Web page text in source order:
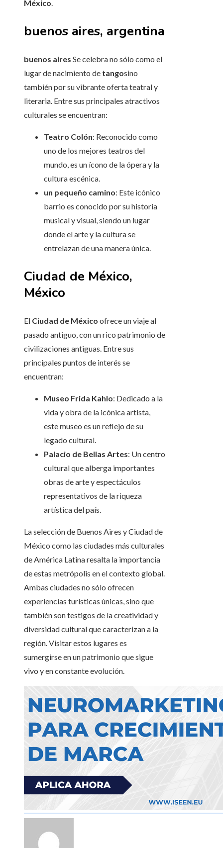
México.
buenos aires, argentina
buenos aires Se celebra no sólo como el
lugar de nacimiento de tangosino
también por su vibrante oferta teatral y
literaria. Entre sus principales atractivos
culturales se encuentran:
Teatro Colón: Reconocido como
uno de los mejores teatros del
mundo, es un ícono de la ópera y la
cultura escénica.
un pequeño camino: Este icónico
barrio es conocido por su historia
musical y visual, siendo un lugar
donde el arte y la cultura se
entrelazan de una manera única.
Ciudad de México,
México
El Ciudad de México ofrece un viaje al
pasado antiguo, con un rico patrimonio de
civilizaciones antiguas. Entre sus
principales puntos de interés se
encuentran:
Museo Frida Kahlo: Dedicado a la
vida y obra de la icónica artista,
este museo es un reflejo de su
legado cultural.
Palacio de Bellas Artes: Un centro
cultural que alberga importantes
obras de arte y espectáculos
representativos de la riqueza
artística del país.
La selección de Buenos Aires y Ciudad de
México como las ciudades más culturales
de América Latina resalta la importancia
de estas metrópolis en el contexto global.
Ambas ciudades no sólo ofrecen
experiencias turísticas únicas, sino que
también son testigos de la creatividad y
diversidad cultural que caracterizan a la
región. Visitar estos lugares es
sumergirse en un patrimonio que sigue
vivo y en constante evolución.